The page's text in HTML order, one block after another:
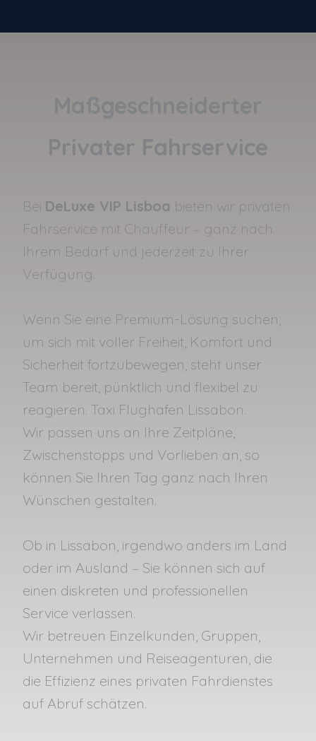
Privater Fahrservice
Bei DeLuxe VIP Lisboa bieten wir privaten
Fahrservice mit Chauffeur – ganz nach
Ihrem Bedarf und jederzeit zu Ihrer
Verfügung.
Wenn Sie eine Premium-Lösung suchen,
um sich mit voller Freiheit, Komfort und
Sicherheit fortzubewegen, steht unser
Team bereit, pünktlich und flexibel zu
reagieren. Taxi Flughafen Lissabon.
Wir passen uns an Ihre Zeitpläne,
Zwischenstopps und Vorlieben an, so
können Sie Ihren Tag ganz nach Ihren
Wünschen gestalten.
Ob in Lissabon, irgendwo anders im Land
oder im Ausland – Sie können sich auf
einen diskreten und professionellen
Service verlassen.
Wir betreuen Einzelkunden, Gruppen,
Unternehmen und Reiseagenturen, die
die Effizienz eines privaten Fahrdienstes
auf Abruf schätzen.